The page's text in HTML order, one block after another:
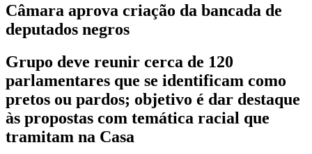
Câmara aprova criação da bancada de
deputados negros
Grupo deve reunir cerca de 120
parlamentares que se identificam como
pretos ou pardos; objetivo é dar destaque
às propostas com temática racial que
tramitam na Casa